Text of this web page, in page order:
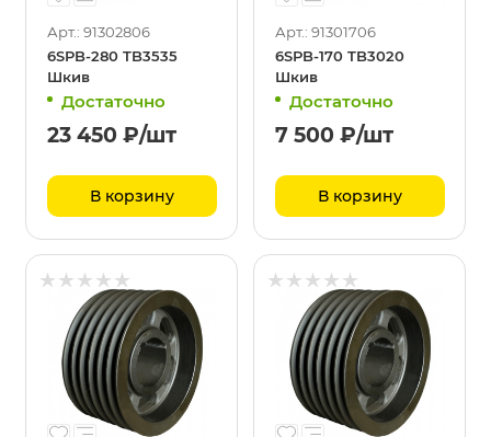
Арт.: 91302806
6SPB-280 TB3535
Шкив
Достаточно
23 450 ₽/шт
В корзину
Арт.: 91301706
6SPB-170 TB3020
Шкив
Достаточно
7 500 ₽/шт
В корзину